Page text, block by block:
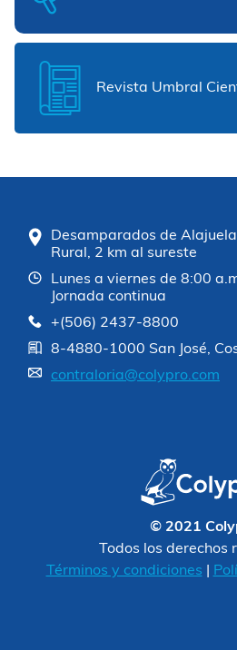
Revista Umbral
Desamparados de
Rural, 2 km al sureste
Lunes a viernes de 8:00
Jornada continua
+(506) 2437-8800
8-4880-1000 San José,
contraloria@colypro.com
© 2021
Todos los derechos
Términos y condiciones